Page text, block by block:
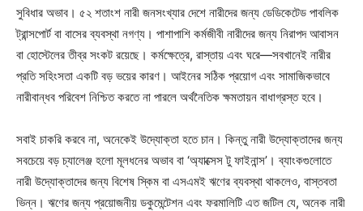
সুবিধার অভাব। ৫২ শতাংশ নারী জনসংখ্যার দেশে নারীদের জন্য ডেডিকেটেড পাবলিক
ট্রান্সপোর্ট বা বাসের ব্যবস্থা নগণ্য। পাশাপাশি কর্মজীবী নারীদের জন্য নিরাপদ আবাসন
বা হোস্টেলের তীব্র সংকট রয়েছে। কর্মক্ষেত্রে, রাস্তায় এবং ঘরে—সবখানেই নারীর
প্রতি সহিংসতা একটি বড় ভয়ের কারণ। আইনের সঠিক প্রয়োগ এবং সামাজিকভাবে
নারীবান্ধব পরিবেশ নিশ্চিত করতে না পারলে অর্থনৈতিক ক্ষমতায়ন বাধাগ্রস্ত হবে।
সবাই চাকরি করবে না, অনেকেই উদ্যোক্তা হতে চান। কিন্তু নারী উদ্যোক্তাদের জন্য
সবচেয়ে বড় চ্যালেঞ্জ হলো মূলধনের অভাব বা ‘অ্যাক্সেস টু ফাইনান্স’। ব্যাংকগুলোতে
নারী উদ্যোক্তাদের জন্য বিশেষ স্কিম বা এসএমই ঋণের ব্যবস্থা থাকলেও, বাস্তবতা
ভিন্ন। ঋণের জন্য প্রয়োজনীয় ডকুমেন্টেশন এবং ফরমালিটি এত জটিল যে, অনেক নারী